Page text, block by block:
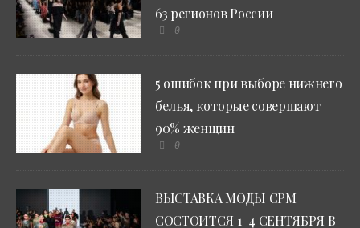
63 регионов России
0
5 ошибок при выборе нижнего
белья, которые совершают
90% женщин
0
ВЫСТАВКА МОДЫ CPM
СОСТОИТСЯ 1–4 СЕНТЯБРЯ В